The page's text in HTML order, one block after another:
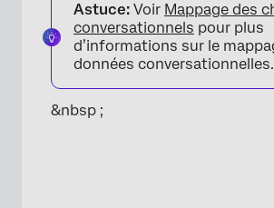
Astuce: Voir Mappage des
conversationnels pour plus
d’informations sur le
données conversationnelles.
&nbsp ;